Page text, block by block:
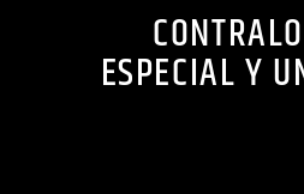
ESPECIAL Y